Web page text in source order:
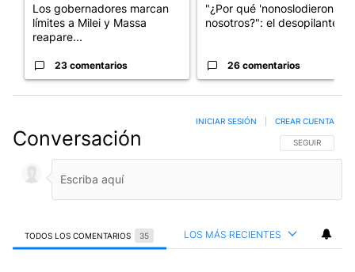
Los gobernadores marcan
límites a Milei y Massa
reapare...
23 comentarios
"¿Por qué 'nonoslodieron' a
nosotros?": el desopilante ...
26 comentarios
Conversación SIGA ESTA
SEGUIR
INICIAR SESIÓN CREAR CUENTA
TODOS LOS COMENTARIOS 35 LOS MÁS RECIENTES